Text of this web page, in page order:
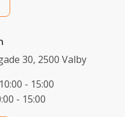
30, 2500 Valby
- 15:00
- 15:00